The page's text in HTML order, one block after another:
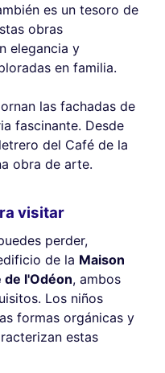
es un tesoro de
obras
elegancia y
en familia.
las fachadas de
fascinante. Desde
del Café de la
obra de arte.
visitar
perder,
de la Maison
l'Odéon, ambos
Los niños
formas orgánicas y
estas